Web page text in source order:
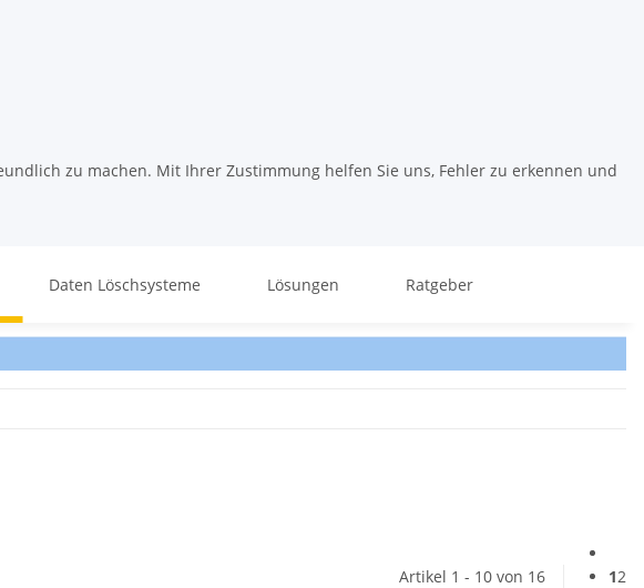
zu machen. Mit Ihrer Zustimmung helfen Sie uns, Fehler zu erkennen und
Daten Löschsysteme Lösungen Ratgeber
Artikel 1 - 10 von 16 12